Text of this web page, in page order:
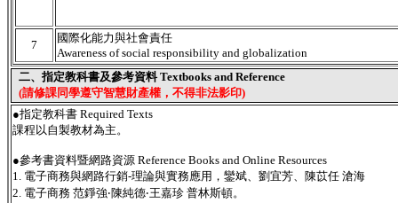
7
國際化能力與社會責任
Awareness of social responsibility and globalization
二、指定教科書及參考資料 Textbooks and Reference
(請修課同學遵守智慧財產權，不得非法影印)
●指定教科書 Required Texts
課程以自製教材為主。
●參考書資料暨網路資源 Reference Books and Online Resources
1. 電子商務與網路行銷-理論與實務應用，鑾斌、劉宜芳、陳苡任 滄海
2. 電子商務 范錚強‧陳純德‧王嘉珍 普林斯頓。